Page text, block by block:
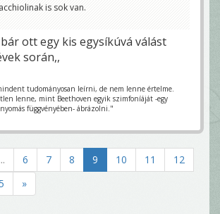
is sok van.
bár ott egy kis egysíkúvá válást
során,,
tudományosan leírni, de nem lenne értelme.
lenne, mint Beethoven egyik szimfoníáját -egy
függvényében- ábrázolni."
... 6 7 8 9 10 11
12
»